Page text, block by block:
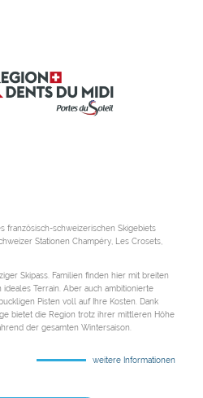
französisch-schweizerischen Skigebiets
Stationen Champéry, Les Crosets,
Skipass. Familien finden hier mit breiten
Terrain. Aber auch ambitionierte
Pisten voll auf Ihre Kosten. Dank
bietet die Region trotz ihrer mittleren Höhe
der gesamten Wintersaison.
weitere Informationen